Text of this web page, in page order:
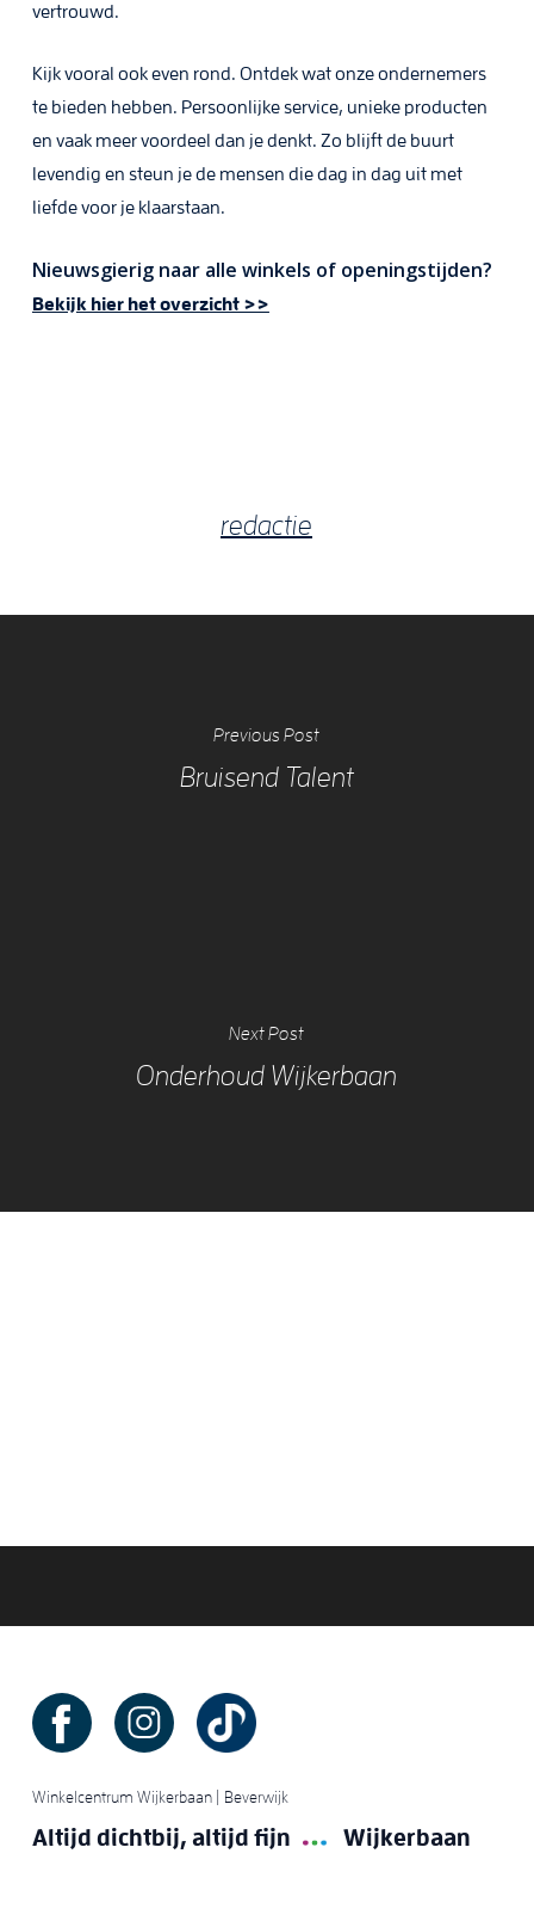
vertrouwd.
Kijk vooral ook even rond. Ontdek wat onze ondernemers
te bieden hebben. Persoonlijke service, unieke producten
en vaak meer voordeel dan je denkt. Zo blijft de buurt
levendig en steun je de mensen die dag in dag uit met
liefde voor je klaarstaan.
Nieuwsgierig naar alle winkels of openingstijden?
Bekijk hier het overzicht >>
redactie
Previous Post
Bruisend Talent
Next Post
Onderhoud Wijkerbaan
Winkelcentrum Wijkerbaan | Beverwijk
Altijd dichtbij, altijd fijn Wijkerbaan